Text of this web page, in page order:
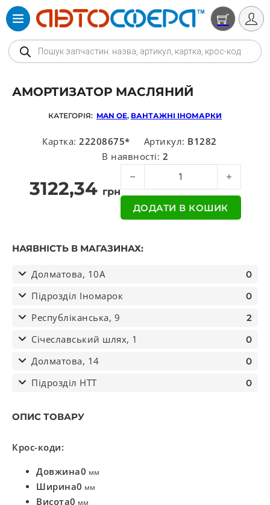
Products search
АМОРТИЗАТОР МАСЛЯНИЙ
КАТЕГОРІЯ: MAN OE, ВАНТАЖНІ ІНОМАРКИ
Картка: 22208675* Артикул: B1282
В наявності: 2
3122,34 грн
Амортизатор масляний кількість
ДОДАТИ В КОШИК
НАЯВНІСТЬ В МАГАЗИНАХ:
Долматова, 10А 0
Підрозділ Іномарок 0
Республіканська, 9 2
Січеславський шлях, 1 0
Долматова, 14 0
Підрозділ НТТ 0
ОПИС ТОВАРУ
Крос-коди:
Довжина0 мм
Ширина0 мм
Висота0 мм